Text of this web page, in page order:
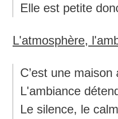
Elle est petite
L'atmosphère,
C’est une
L'ambiance
Le silence, le